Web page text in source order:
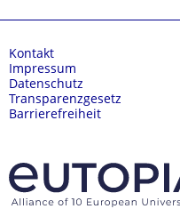
Kontakt
Impressum
Datenschutz
Transparenzgesetz
Barrierefreiheit